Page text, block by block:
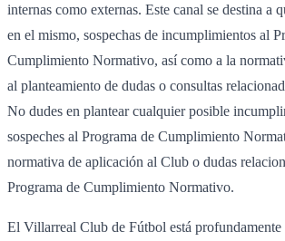
internas como externas. Este canal se destina a
en el mismo, sospechas de incumplimientos al
Cumplimiento Normativo, así como a la
al planteamiento de dudas o consultas
No dudes en plantear cualquier posible
sospeches al Programa de Cumplimiento
normativa de aplicación al Club o dudas
Programa de Cumplimiento Normativo.
El Villarreal Club de Fútbol está